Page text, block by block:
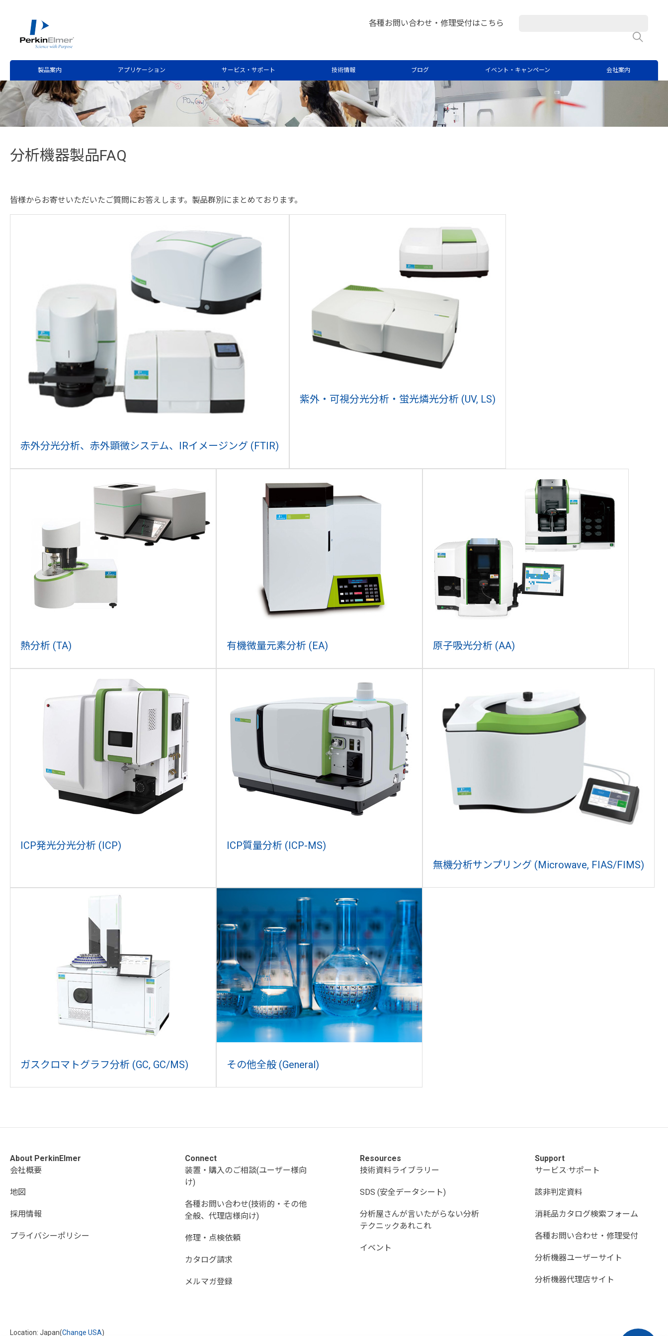
各種お問い合わせ・修理受付はこちら
会社案内
製品案内 アプリケーション サービス・サポート 技術情報 ブログ イベント・キャンペーン
分析機器製品FAQ
皆様からお寄せいただいたご質問にお答えします。製品群別にまとめております。
赤外分光分析、赤外顕微システム、IRイメージング (FTIR)
紫外・可視分光分析・蛍光燐光分析 (UV, LS)
熱分析 (TA) 有機微量元素分析 (EA) 原子吸光分析 (AA)
ICP発光分光分析 (ICP)
ICP質量分析 (ICP-MS)
無機分析サンプリング (Microwave, FIAS/FIMS)
ガスクロマトグラフ分析 (GC, GC/MS) その他全般 (General)
About PerkinElmer
会社概要
地図
採用情報
プライバシーポリシー
Connect
装置・購入のご相談(ユーザー様向
け)
各種お問い合わせ(技術的・その他
全般、代理店様向け)
修理・点検依頼
カタログ請求
メルマガ登録
Resources
技術資料ライブラリー
SDS (安全データシート)
分析屋さんが言いたがらない分析
テクニックあれこれ
イベント
Support
サービス·サポート
該非判定資料
消耗品カタログ検索フォーム
各種お問い合わせ・修理受付
分析機器ユーザーサイト
分析機器代理店サイト
Location: Japan(Change USA)